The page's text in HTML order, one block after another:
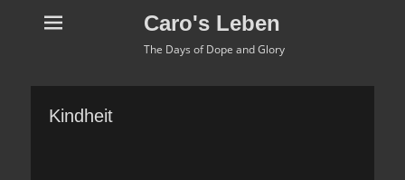
Caro's Leben
The Days of Dope and Glory
Kindheit